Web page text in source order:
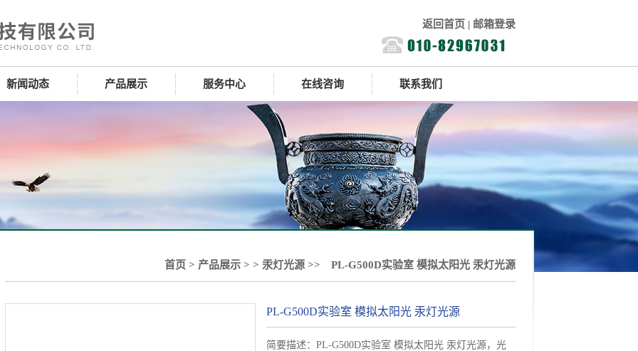
返回首页 | 邮箱登录
新闻动态 产品展示 服务中心 在线咨询 联系我们
首页 > 产品展示 > > 汞灯光源 >> PL-G500D实验室 模拟太阳光 汞灯光源
PL-G500D实验室 模拟太阳光 汞灯光源
简要描述： PL-G500D实验室 模拟太阳光 汞灯光源，光